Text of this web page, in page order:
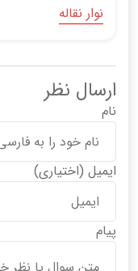
نوار نقاله
ارسال نظر
نام
ایمیل (اختیاری)
پیام